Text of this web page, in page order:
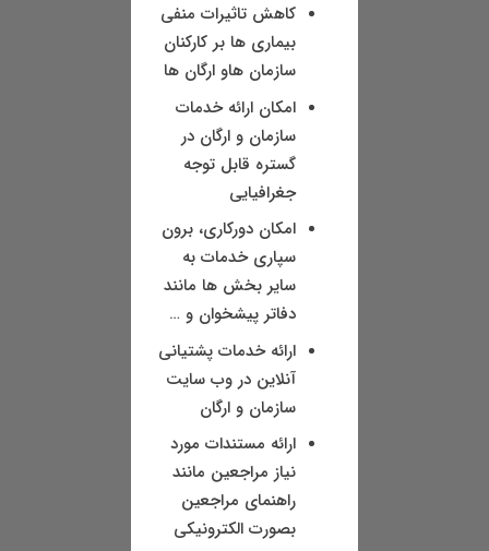
کاهش تاثیرات منفی
بیماری ها بر کارکنان
سازمان هاو ارگان ها
امکان ارائه خدمات
سازمان و ارگان در
گستره قابل توجه
جغرافیایی
امکان دورکاری، برون
سپاری خدمات به
سایر بخش ها مانند
دفاتر پیشخوان و …
ارائه خدمات پشتیانی
آنلاین در وب سایت
سازمان و ارگان
ارائه مستندات مورد
نیاز مراجعین مانند
راهنمای مراجعین
بصورت الکترونیکی